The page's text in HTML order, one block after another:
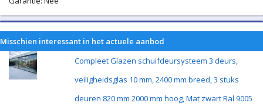
Misschien interessant in het actuele aanbod
Compleet Glazen schuifdeursysteem 3 deurs,
veiligheidsglas 10 mm, 2400 mm breed, 3 stuks
deuren 820 mm 2000 mm hoog, Mat zwart Ral 9005